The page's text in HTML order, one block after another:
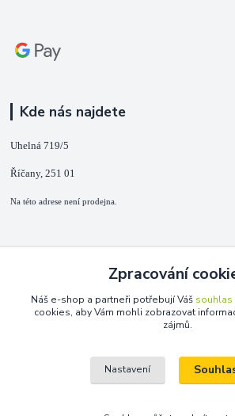
Kde nás najdete
Uhelná 719/5
Říčany, 251 01
Na této adrese není prodejna.
+420 725 889 873
(Po-Ne, 9-18 hod.)
Zpracování
Náš e-shop a partneři potřebují Váš souhlas
cookies, aby Vám mohli zobrazovat
zájmů.
Nastavení